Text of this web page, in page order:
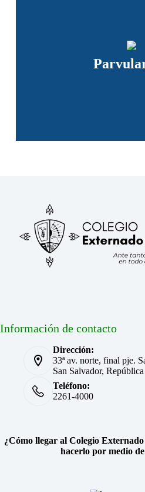
Información de contacto
Dirección:
33ª av. norte, final pje.
San Salvador,
Teléfono:
2261-4000
¿Cómo llegar al Colegio Externado
hacerlo por medio